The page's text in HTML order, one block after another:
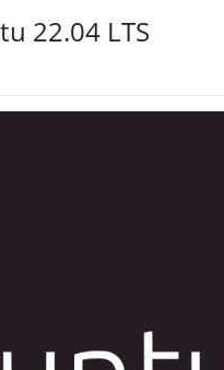
22.04 LTS